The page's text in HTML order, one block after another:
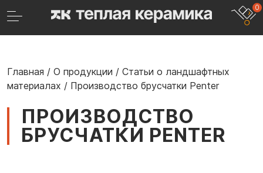
0
Главная / О продукции / Статьи о ландшафтных
материалах / Производство брусчатки Penter
ПРОИЗВОДСТВО
БРУСЧАТКИ PENTER